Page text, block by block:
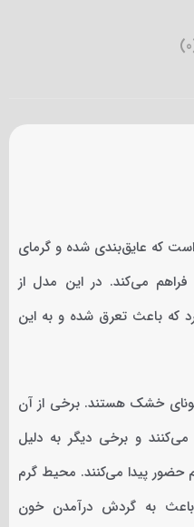
طراحی و تولید می‌شود.
مجهز هستند که
فراهم می‌کند. همچنین، این
فوق‌العاده و عمر کاری بالایی
که عایق‌بندی شده و گرمای
فراهم می‌کند. در این مدل از
که باعث تعرق شده و به این
سونای خشک هستند. برخی از آن
می‌کنند و برخی دیگر به دلیل
حضور پیدا می‌کنند. محیط گرم
به گردش درآمدن خون